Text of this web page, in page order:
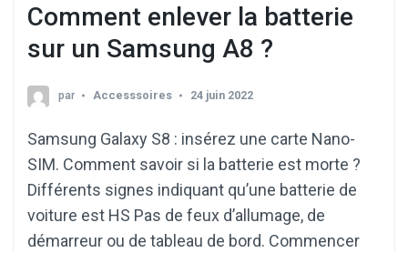
Comment enlever la batterie
sur un Samsung A8 ?
par Accesssoires 24 juin 2022
Samsung Galaxy S8 : insérez une carte Nano-
SIM. Comment savoir si la batterie est morte ?
Différents signes indiquant qu’une batterie de
voiture est HS Pas de feux d’allumage, de
démarreur ou de tableau de bord. Commencer